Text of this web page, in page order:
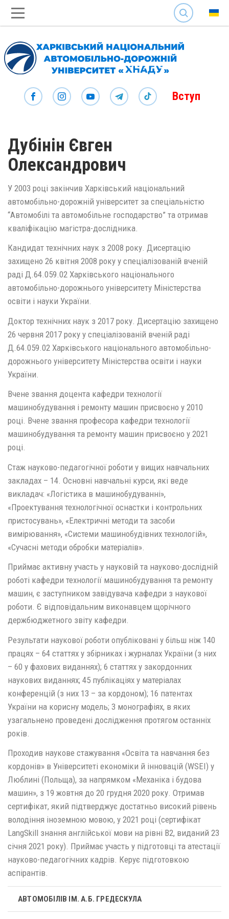
SEARCH
Вступ
Дубінін Євген
Олександрович
У 2003 році закінчив Харківський національний
автомобільно-дорожній університет за спеціальністю
“Автомобілі та автомобільне господарство” та отримав
кваліфікацію магістра-дослідника.
Кандидат технічних наук з 2008 року. Дисертацію
захищено 26 квітня 2008 року у спеціалізованій вченій
раді Д.64.059.02 Харківського національного
автомобільно-дорожнього університету Міністерства
освіти і науки України.
Доктор технічних наук з 2017 року. Дисертацію захищено
26 червня 2017 року у спеціалізованій вченій раді
Д.64.059.02 Харківського національного автомобільно-
дорожнього університету Міністерства освіти і науки
України.
Вчене звання доцента кафедри технології
машинобудування і ремонту машин присвоєно у 2010
році. Вчене звання професора кафедри технології
машинобудування та ремонту машин присвоєно у 2021
році.
Стаж науково-педагогічної роботи у вищих навчальних
закладах – 14. Основні навчальні курси, які веде
викладач: «Логістика в машинобудуванні»,
«Проектування технологічної оснастки і контрольних
пристосувань», «Електричні методи та засоби
вимірювання», «Системи машинобудівних технологій»,
«Сучасні методи обробки матеріалів».
Приймає активну участь у науковій та науково-дослідній
роботі кафедри технології машинобудування та ремонту
машин, є заступником завідувача кафедри з наукової
роботи. Є відповідальним виконавцем щорічного
держбюджетного звіту кафедри.
Результати наукової роботи опубліковані у більш ніж 140
працях – 64 статтях у збірниках і журналах України (з них
– 60 у фахових виданнях); 6 статтях у закордонних
наукових виданнях; 45 публікаціях у матеріалах
конференцій (з них 13 – за кордоном); 16 патентах
України на корисну модель; 3 монографіях, в яких
узагальнено проведені дослідження протягом останніх
років.
Проходив наукове стажування «Освіта та навчання без
кордонів» в Університеті економіки й інновацій (WSEI) у
Люблині (Польща), за напрямком «Механіка і будова
машин», з 19 жовтня до 20 грудня 2020 року. Отримав
сертифікат, який підтверджує достатньо високий рівень
володіння іноземною мовою, у 2021 році (сертифікат
LangSkill знання англійської мови на рівні В2, виданий 23
січня 2021 року). Приймає участь у підготовці та атестації
науково-педагогічних кадрів. Керує підготовкою
аспірантів.
АВТОМОБІЛІВ ІМ. А.Б. ГРЕДЕСКУЛА